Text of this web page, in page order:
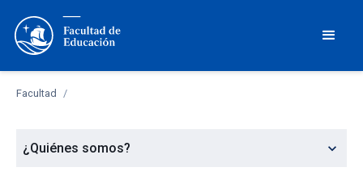
Facultad /
¿Quiénes somos? expand_more